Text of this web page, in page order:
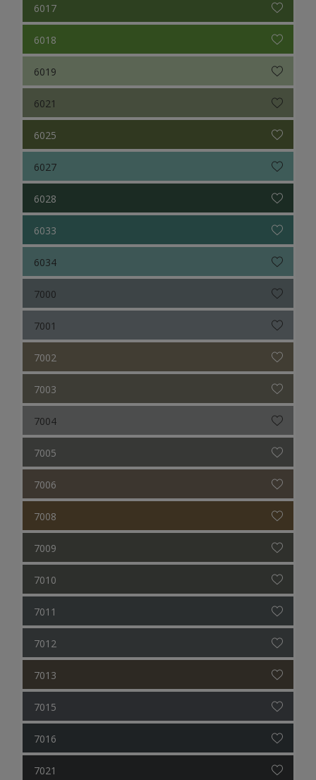
6017
6018
6019
6021
6025
6027
6028
6033
6034
7000
7001
7002
7003
7004
7005
7006
7008
7009
7010
7011
7012
7013
7015
7016
7021